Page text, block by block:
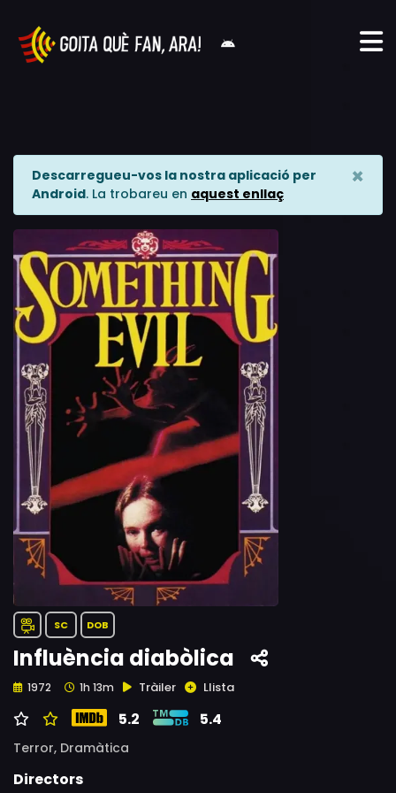
Descarregueu-vos la nostra aplicació per
Android. La trobareu en aquest enllaç
×
SC DOB
Influència diabòlica
1972 1h 13m Tràiler Llista
5.2 5.4
Terror, Dramàtica
Directors